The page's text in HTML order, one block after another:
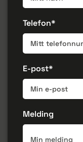
Telefon*
E-post*
Melding